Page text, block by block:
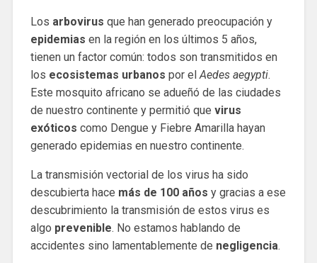
Los arbovirus que han generado preocupación y
epidemias en la región en los últimos 5 años,
tienen un factor común: todos son transmitidos en
los ecosistemas urbanos por el Aedes aegypti.
Este mosquito africano se adueñó de las ciudades
de nuestro continente y permitió que virus
exóticos como Dengue y Fiebre Amarilla hayan
generado epidemias en nuestro continente.
La transmisión vectorial de los virus ha sido
descubierta hace más de 100 años y gracias a ese
descubrimiento la transmisión de estos virus es
algo prevenible. No estamos hablando de
accidentes sino lamentablemente de negligencia.